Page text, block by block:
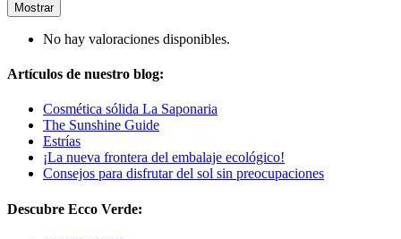
Mostrar
No hay valoraciones disponibles.
Artículos de nuestro blog:
Cosmética sólida La Saponaria
The Sunshine Guide
Estrías
¡La nueva frontera del embalaje ecológico!
Consejos para disfrutar del sol sin preocupaciones
Descubre Ecco Verde: